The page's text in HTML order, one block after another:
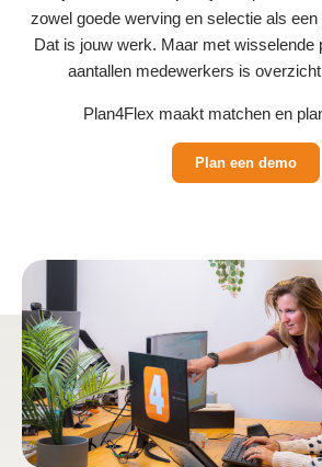
zowel goede werving en selectie als
Dat is jouw werk. Maar met wisselende
aantallen medewerkers is
Plan4Flex maakt matchen en
Plan een demo